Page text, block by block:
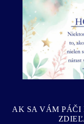
Predošlý
AK SA VÁM PÁČI